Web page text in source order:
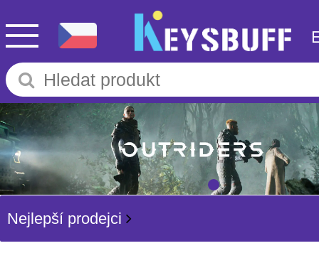
Nejlepší prodejci